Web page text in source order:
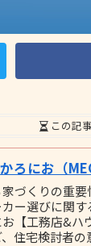
この記
ろにお（
家づくりの重
ー選びに関
【工務店&ハ
住宅検討者